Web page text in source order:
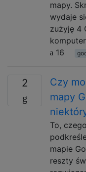
mapy.
wydaje
zużyję 4
16
2
Czy
mapy
To,
mapie
reszty